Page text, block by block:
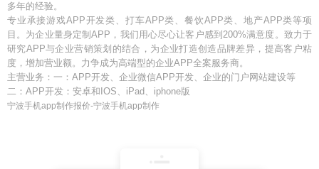
多年的经验。
专业承接游戏APP开发类、打车APP类、餐饮APP类、地产APP类等项
目。为企业量身定制APP，我们用心尽心让客户感到200%满意度。致力于
研究APP与企业营销策划的结合，为企业打造创造品牌差异，提高客户粘
度，增加营业额。力争成为高端型的企业APP全案服务商。
主营业务：一：APP开发、企业微信APP开发、企业的门户网站建设等
二：APP开发：安卓和IOS、iPad、iphone版
宁波手机app制作报价-宁波手机app制作